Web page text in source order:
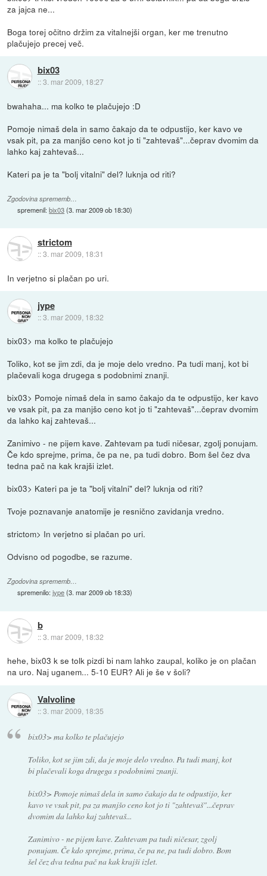
za jajca ne...
Boga torej očitno držim za vitalnejši organ, ker me trenutno
plačujejo precej več.
bix03
::3. mar 2009, 18:27
bwahaha... ma kolko te plačujejo :D
Pomoje nimaš dela in samo čakajo da te odpustijo, ker kavo ve
vsak pit, pa za manjšo ceno kot jo ti "zahtevaš"...čeprav dvomim da
lahko kaj zahtevaš...
Kateri pa je ta "bolj vitalni" del? luknja od riti?
Zgodovina sprememb…
spremenil:bix03(3. mar 2009 ob 18:30)
strictom
::3. mar 2009, 18:31
In verjetno si plačan po uri.
jype
::3. mar 2009, 18:32
bix03> ma kolko te plačujejo
Toliko, kot se jim zdi, da je moje delo vredno. Pa tudi manj, kot bi
plačevali koga drugega s podobnimi znanji.
bix03> Pomoje nimaš dela in samo čakajo da te odpustijo, ker kavo
ve vsak pit, pa za manjšo ceno kot jo ti "zahtevaš"...čeprav dvomim
da lahko kaj zahtevaš...
Zanimivo - ne pijem kave. Zahtevam pa tudi ničesar, zgolj ponujam.
Če kdo sprejme, prima, če pa ne, pa tudi dobro. Bom šel čez dva
tedna pač na kak krajši izlet.
bix03> Kateri pa je ta "bolj vitalni" del? luknja od riti?
Tvoje poznavanje anatomije je resnično zavidanja vredno.
strictom> In verjetno si plačan po uri.
Odvisno od pogodbe, se razume.
Zgodovina sprememb…
spremenilo:jype(3. mar 2009 ob 18:33)
b
::3. mar 2009, 18:32
hehe, bix03 k se tolk pizdi bi nam lahko zaupal, koliko je on plačan
na uro. Naj uganem... 5-10 EUR? Ali je še v šoli?
Valvoline
::3. mar 2009, 18:35
bix03> ma kolko te plačujejo
Toliko, kot se jim zdi, da je moje delo vredno. Pa tudi manj, kot
bi plačevali koga drugega s podobnimi znanji.
bix03> Pomoje nimaš dela in samo čakajo da te odpustijo, ker
kavo ve vsak pit, pa za manjšo ceno kot jo ti "zahtevaš"...čeprav
dvomim da lahko kaj zahtevaš...
Zanimivo - ne pijem kave. Zahtevam pa tudi ničesar, zgolj
ponujam. Če kdo sprejme, prima, če pa ne, pa tudi dobro. Bom
šel čez dva tedna pač na kak krajši izlet.